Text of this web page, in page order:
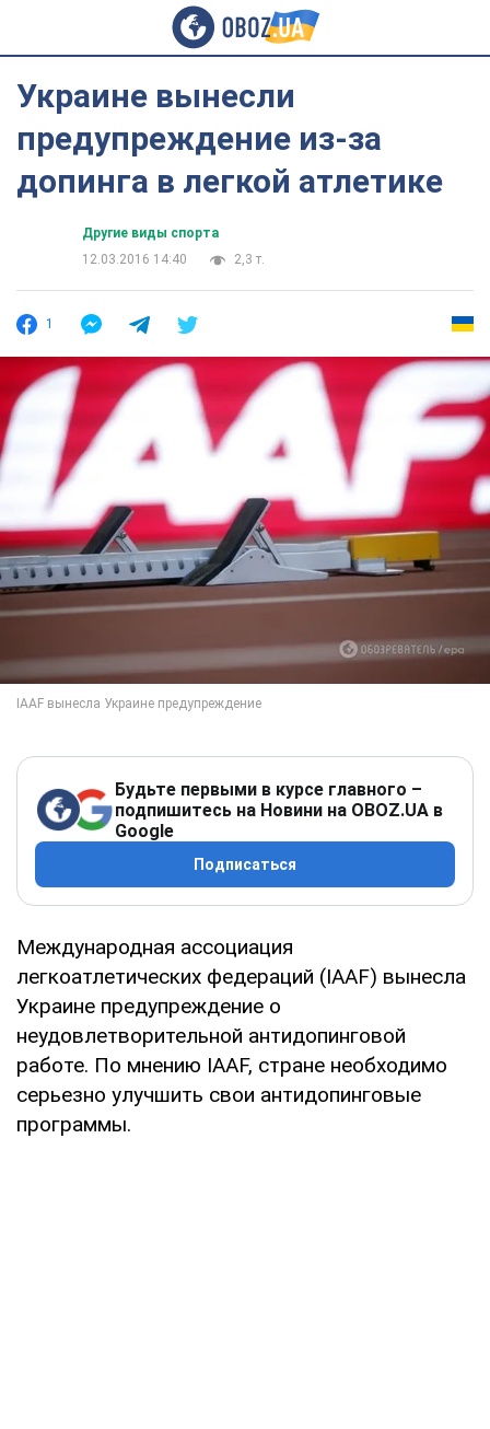
Украине вынесли
предупреждение из-за
допинга в легкой атлетике
Другие виды спорта
12.03.2016 14:40
2,3 т.
1
Будьте первыми в курсе главного –
подпишитесь на Новини на OBOZ.UA в
Google
Подписаться
Международная ассоциация
легкоатлетических федераций (IAAF) вынесла
Украине предупреждение о
неудовлетворительной антидопинговой
работе. По мнению IAAF, стране необходимо
серьезно улучшить свои антидопинговые
программы.